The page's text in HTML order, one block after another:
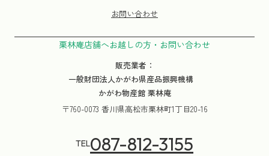
お問い合わせ
栗林庵店舗へお越しの方・お問い合わせ
販売業者：
一般財団法人かがわ県産品振興機構
かがわ物産館 栗林庵
〒760-0073 香川県高松市栗林町1丁目20-16
TEL087-812-3155